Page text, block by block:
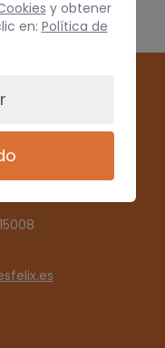
y obtener
en: Política de